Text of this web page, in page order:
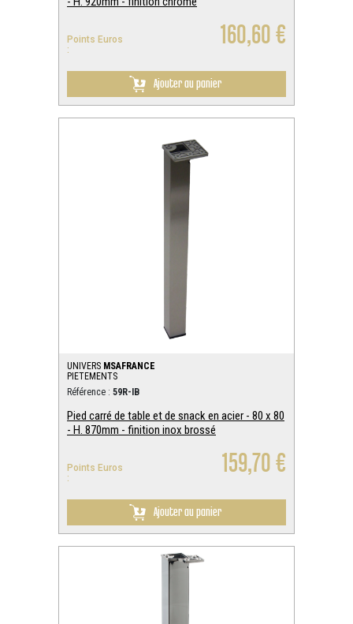
Points Euros
:
160,60 €
Ajouter au panier
UNIVERS MSAFRANCE
PIETEMENTS
Référence : 59R-IB
Pied carré de table et de snack en acier - 80 x 80
- H. 870mm - finition inox brossé
Points Euros
:
159,70 €
Ajouter au panier